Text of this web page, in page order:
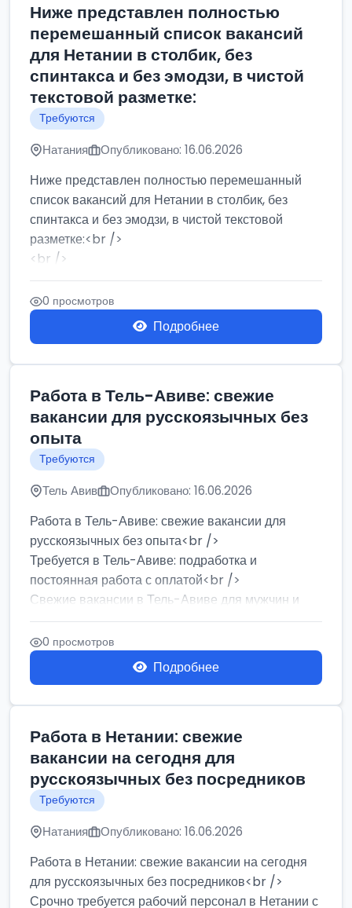
Ниже представлен полностью
перемешанный список вакансий
для Нетании в столбик, без
спинтакса и без эмодзи, в чистой
текстовой разметке:
Требуются
Натания Опубликовано: 16.06.2026
Ниже представлен полностью перемешанный
список вакансий для Нетании в столбик, без
спинтакса и без эмодзи, в чистой текстовой
разметке:<br />
<br />
Работа в Нетании на мебельном производстве:
требу...
0 просмотров
Подробнее
Работа в Тель-Авиве: свежие
вакансии для русскоязычных без
опыта
Требуются
Тель Авив Опубликовано: 16.06.2026
Работа в Тель-Авиве: свежие вакансии для
русскоязычных без опыта<br />
Требуется в Тель-Авиве: подработка и
постоянная работа с оплатой<br />
Свежие вакансии в Тель-Авиве для мужчин и
женщин от хозя...
0 просмотров
Подробнее
Работа в Нетании: свежие
вакансии на сегодня для
русскоязычных без посредников
Требуются
Натания Опубликовано: 16.06.2026
Работа в Нетании: свежие вакансии на сегодня
для русскоязычных без посредников<br />
Срочно требуется рабочий персонал в Нетании с